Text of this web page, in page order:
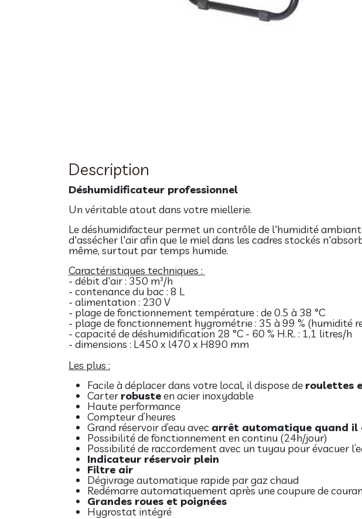
Description
Déshumidificateur professionnel
Un véritable atout dans votre miellerie.
Le déshumidifacteur permet un contrôle de l'humidité
d'assécher l'air afin que le miel dans les cadres stockés
même, surtout par temps humide.
Caractéristiques techniques :
- débit d'air : 350 m³/h
- contenance du bac : 8 L
- alimentation : 230 V
- plage de fonctionnement température : de 0.5 à 38 °C
- plage de fonctionnement hygrométrie : 35 à 99 % (humidité
- capacité de déshumidification 28 °C - 60 % H.R. : 1,1 litres/h
- dimensions : L450 x l470 x H890 mm
Les plus :
Facile à déplacer dans votre local, il dispose de roulettes
Carter robusteen acier inoxydable
Haute performance
Compteur d’heures
Grand réservoir d’eau avec arrêt automatique quand il
Possibilité de fonctionnement en continu (24h/jour)
Possibilité de raccordement avec un tuyau pour évacuer
Indicateur réservoir plein
Filtre air
Dégivrage automatique rapide par gaz chaud
Redémarre automatiquement après une coupure de
Grandes roues et poignées
Hygrostat intégré